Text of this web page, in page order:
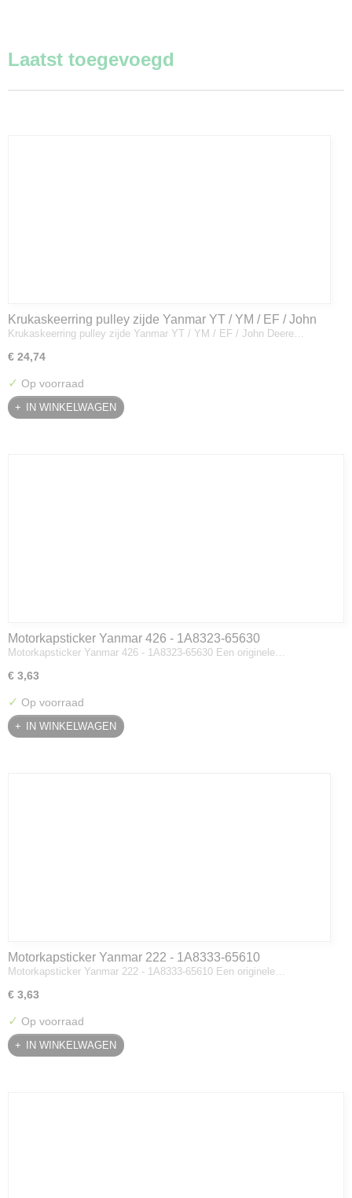
Laatst toegevoegd
Krukaskeerring pulley zijde Yanmar YT / YM / EF / John
Deere - 119934-01800
Krukaskeerring pulley zijde Yanmar YT / YM / EF / John Deere…
€ 24,74
✓ Op voorraad
IN WINKELWAGEN
Motorkapsticker Yanmar 426 - 1A8323-65630
Motorkapsticker Yanmar 426 - 1A8323-65630 Een originele…
€ 3,63
✓ Op voorraad
IN WINKELWAGEN
Motorkapsticker Yanmar 222 - 1A8333-65610
Motorkapsticker Yanmar 222 - 1A8333-65610 Een originele…
€ 3,63
✓ Op voorraad
IN WINKELWAGEN